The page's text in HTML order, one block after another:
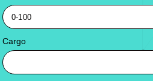
Cargo